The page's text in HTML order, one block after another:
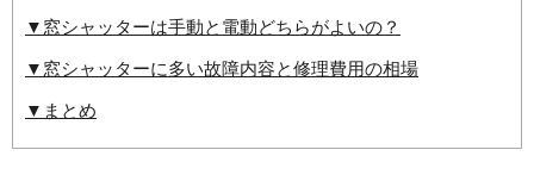
▼窓シャッターは手動と電動どちらがよいの？
▼窓シャッターに多い故障内容と修理費用の相場
▼まとめ